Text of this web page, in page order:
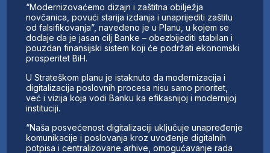
“Modernizovaćemo dizajn i zaštitna obilježja
novčanica, povući starija izdanja i unaprijediti zaštitu
od falsifikovanja”, navedeno je u Planu, u kojem se
dodaje da je jasan cilj Banke – obezbijediti stabilan i
pouzdan finansijski sistem koji će podržati ekonomski
prosperitet BiH.
U Strateškom planu je istaknuto da modernizacija i
digitalizacija poslovnih procesa nisu samo prioritet,
već i vizija koja vodi Banku ka efikasnijoj i modernijoj
instituciji.
“Naša posvećenost digitalizaciji uključuje unapređenje
komunikacije i poslovanja kroz uvođenje digitalnih
potpisa i centralizovane arhive, omogućavanje rada